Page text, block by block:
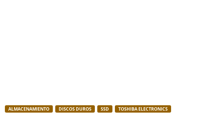
ALMACENAMIENTO DISCOS DUROS SSD TOSHIBA ELECTRONICS